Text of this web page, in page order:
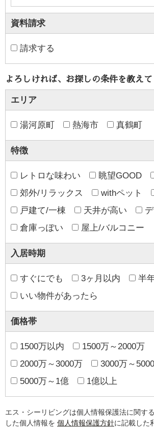
資料請求
請求する
よろしければ、お探しの条件を教えて
エリア
湯河原町 熱海市 真鶴町
特徴
レトロな味わい 眺望GOOD
郊外/リラックス
withペット
戸建て/一棟
天井が高い
倉庫っぽい
屋上/バルコニー
入居時期
すぐにでも 3ヶ月以内
半
いい物件があったら
価格帯
1500万以内
1500万～2000万
2000万～3000万
3000万～
5000万～1億
1億以上
エス・シーリビングは個人情報保護法に関す
した個人情報を 個人情報保護方針に記載した